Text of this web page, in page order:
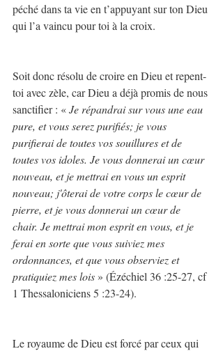
péché dans ta vie en t’appuyant sur ton Dieu
qui l’a vaincu pour toi à la croix.
Soit donc résolu de croire en Dieu et repent-
toi avec zèle, car Dieu a déjà promis de nous
sanctifier : « Je répandrai sur vous une eau
pure, et vous serez purifiés; je vous
purifierai de toutes vos souillures et de
toutes vos idoles. Je vous donnerai un cœur
nouveau, et je mettrai en vous un esprit
nouveau; j'ôterai de votre corps le cœur de
pierre, et je vous donnerai un cœur de
chair. Je mettrai mon esprit en vous, et je
ferai en sorte que vous suiviez mes
ordonnances, et que vous observiez et
pratiquiez mes lois » (Ézéchiel 36 :25-27, cf
1 Thessaloniciens 5 :23-24).
Le royaume de Dieu est forcé par ceux qui